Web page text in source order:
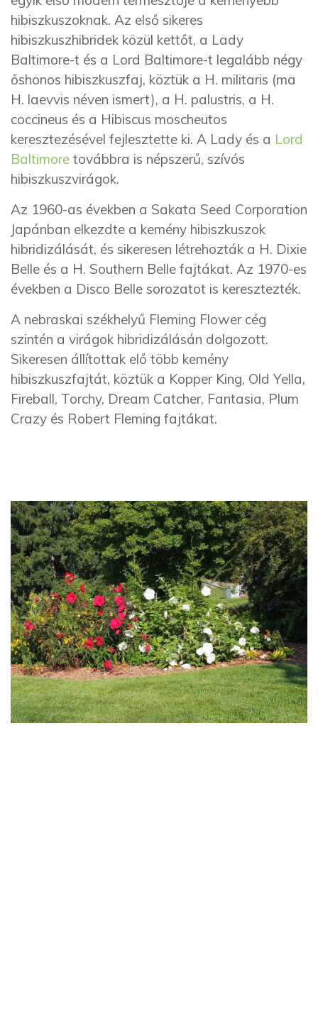
hibiszkuszoknak. Az első sikeres
hibiszkuszhibridek közül kettőt, a Lady
Baltimore-t és a Lord Baltimore-t legalább négy
őshonos hibiszkuszfaj, köztük a H. militaris (ma
H. laevvis néven ismert), a H. palustris, a H.
coccineus és a Hibiscus moscheutos
keresztezésével fejlesztette ki. A Lady és a Lord
Baltimore továbbra is népszerű, szívós
hibiszkuszvirágok.
Az 1960-as években a Sakata Seed Corporation
Japánban elkezdte a kemény hibiszkuszok
hibridizálását, és sikeresen létrehozták a H. Dixie
Belle és a H. Southern Belle fajtákat. Az 1970-es
években a Disco Belle sorozatot is keresztezték.
A nebraskai székhelyű Fleming Flower cég
szintén a virágok hibridizálásán dolgozott.
Sikeresen állítottak elő több kemény
hibiszkuszfajtát, köztük a Kopper King, Old Yella,
Fireball, Torchy, Dream Catcher, Fantasia, Plum
Crazy és Robert Fleming fajtákat.